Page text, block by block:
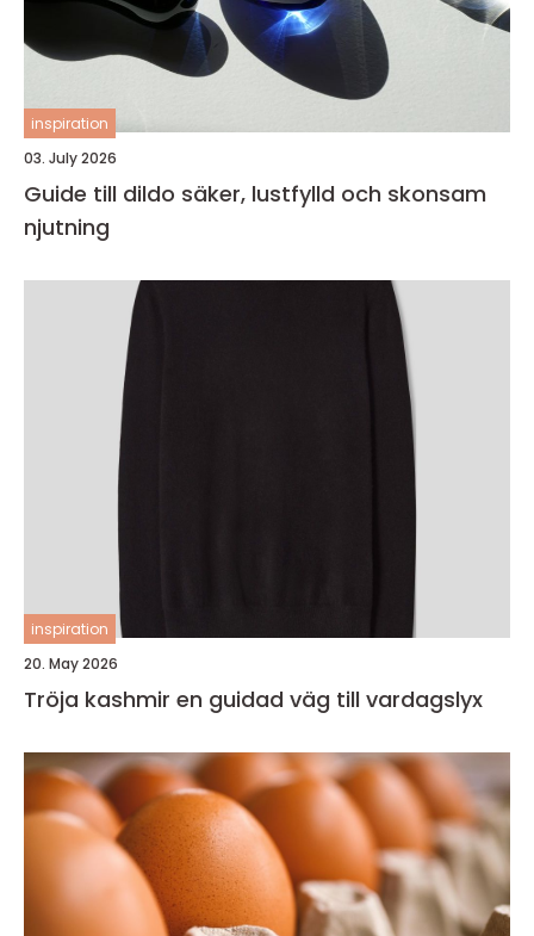
inspiration
03. July 2026
Guide till dildo säker, lustfylld och skonsam
njutning
inspiration
20. May 2026
Tröja kashmir en guidad väg till vardagslyx